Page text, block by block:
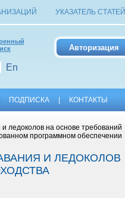
УКАЗАТЕЛЬ СТАТЕЙ
En
ПОДПИСКА КОНТАКТЫ
ледоколов на основе требований
программном обеспечении
И ЛЕДОКОЛОВ